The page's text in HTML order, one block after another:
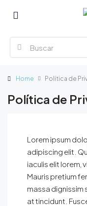
Home Política de
Política de
Lorem ipsum
adipiscing elit.
iaculis elit lorem,
Mauris pretium
massa dignissim
at tincidunt.